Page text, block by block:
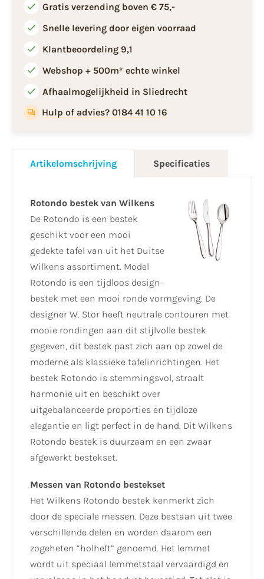
Gratis verzending boven € 75,-
Snelle levering door eigen voorraad
Klantbeoordeling 9,1
Webshop + 500m² echte winkel
Afhaalmogelijkheid in Sliedrecht
Hulp of advies? 0184 41 10 16
Artikelomschrijving Specificaties
Rotondo bestek van Wilkens
De Rotondo is een bestek
geschikt voor een mooi
gedekte tafel van uit het Duitse
Wilkens assortiment. Model
Rotondo is een tijdloos design-
bestek met een mooi ronde vormgeving. De
designer W. Stor heeft neutrale contouren met
mooie rondingen aan dit stijlvolle bestek
gegeven, dit bestek past zich aan op zowel de
moderne als klassieke tafelinrichtingen. Het
bestek Rotondo is stemmingsvol, straalt
harmonie uit en beschikt over
uitgebalanceerde proporties en tijdloze
elegantie en ligt perfect in de hand. Dit Wilkens
Rotondo bestek is duurzaam en een zwaar
afgewerkt bestekset.
Messen van Rotondo bestekset
Het Wilkens Rotondo bestek kenmerkt zich
door de speciale messen. Deze bestaan uit twee
verschillende delen en worden daarom een
zogeheten “holheft” genoemd. Het lemmet
wordt uit speciaal lemmetstaal vervaardigd en